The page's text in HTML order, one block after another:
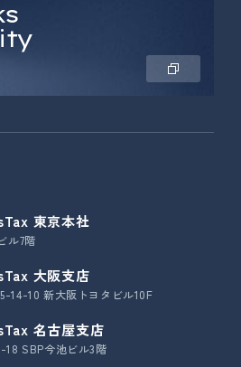
東京本社
ル7階
大阪支店
14-10 新大阪トヨタビル10F
名古屋支店
18 SBP今池ビル3階